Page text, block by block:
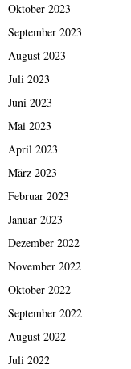
Oktober 2023
September 2023
August 2023
Juli 2023
Juni 2023
Mai 2023
April 2023
März 2023
Februar 2023
Januar 2023
Dezember 2022
November 2022
Oktober 2022
September 2022
August 2022
Juli 2022